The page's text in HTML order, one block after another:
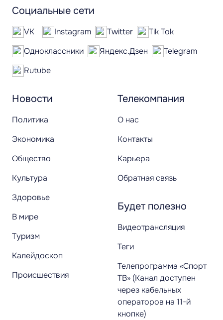
Новости
Политика
Экономика
Общество
Культура
Здоровье
В мире
Туризм
Калейдоскоп
Происшествия
Телекомпания
О нас
Контакты
Карьера
Обратная связь
Будет полезно
Видеотрансляция
Теги
Телепрограмма «Спорт
ТВ» (Канал доступен
через кабельных
операторов на 11-й
кнопке)
Социальные сети
VK Instagram Twitter
Tik Tok
Одноклассники
Яндекс.Дзен
Telegram
Rutube